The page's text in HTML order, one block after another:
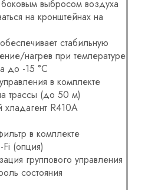
выбросом воздуха
на кронштейнах на
стабильную
нагрев при температуре
до -15 °С
в комплекте
трассы (до 50 м)
R410A
в комплекте
(опция)
группового управления
состояния